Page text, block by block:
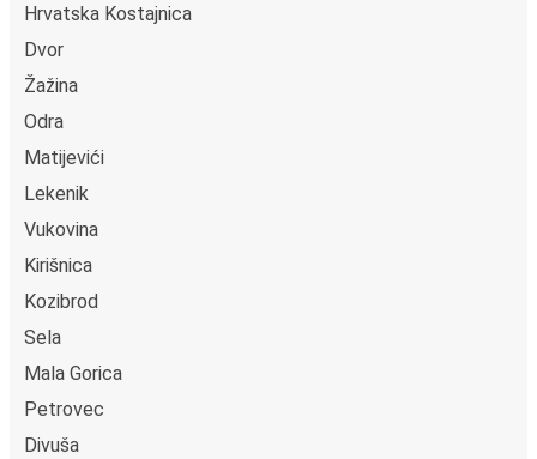
Hrvatska Kostajnica
Dvor
Žažina
Odra
Matijevići
Lekenik
Vukovina
Kirišnica
Kozibrod
Sela
Mala Gorica
Petrovec
Divuša